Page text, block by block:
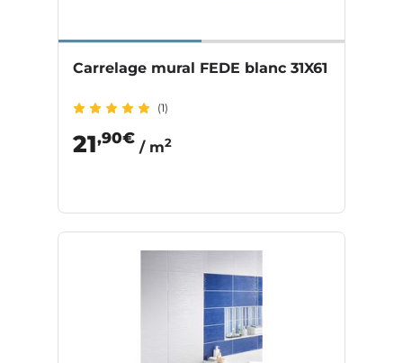
Carrelage mural FEDE blanc 31X61
(1)
21,90€
/ m2